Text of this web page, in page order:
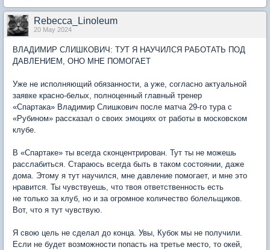
Rebecca_Linoleum
20 May 2024
ВЛАДИМИР СЛИШКОВИЧ: ТУТ Я НАУЧИЛСЯ РАБОТАТЬ ПОД
ДАВЛЕНИЕМ, ОНО МНЕ ПОМОГАЕТ
Уже не исполняющий обязанности, а уже, согласно актуальной
заявке красно-белых, полноценный главный тренер
«Спартака» Владимир Слишкович после матча 29-го тура с
«Рубином» рассказал о своих эмоциях от работы в московском
клубе.
В «Спартаке» ты всегда сконцентрирован. Тут ты не можешь
расслабиться. Стараюсь всегда быть в таком состоянии, даже
дома. Этому я тут научился, мне давление помогает, и мне это
нравится. Ты чувствуешь, что твоя ответственность есть
не только за клуб, но и за огромное количество болельщиков.
Вот, что я тут чувствую.
Я свою цель не сделал до конца. Увы, Кубок мы не получили.
Если не будет возможности попасть на третье место, то окей,